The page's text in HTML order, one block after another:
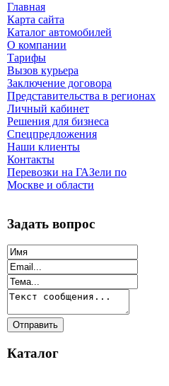
Главная
Карта сайта
Каталог автомобилей
О компании
Тарифы
Вызов курьера
Заключение договора
Представительства в регионах
Личный кабинет
Решения для бизнеса
Спецпредложения
Наши клиенты
Контакты
Перевозки на ГАЗели по
Москве и области
Задать вопрос
Каталог